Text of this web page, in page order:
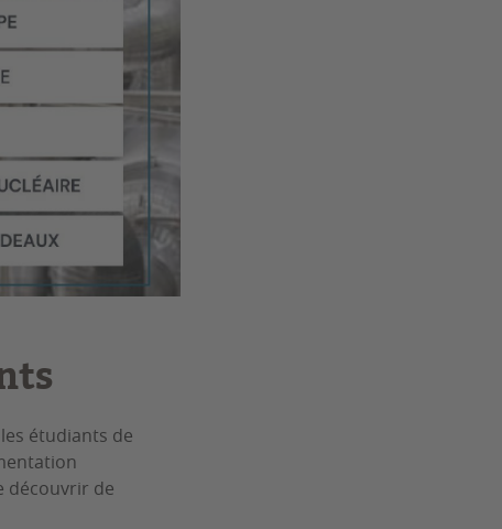
étudiants de
découvrir de